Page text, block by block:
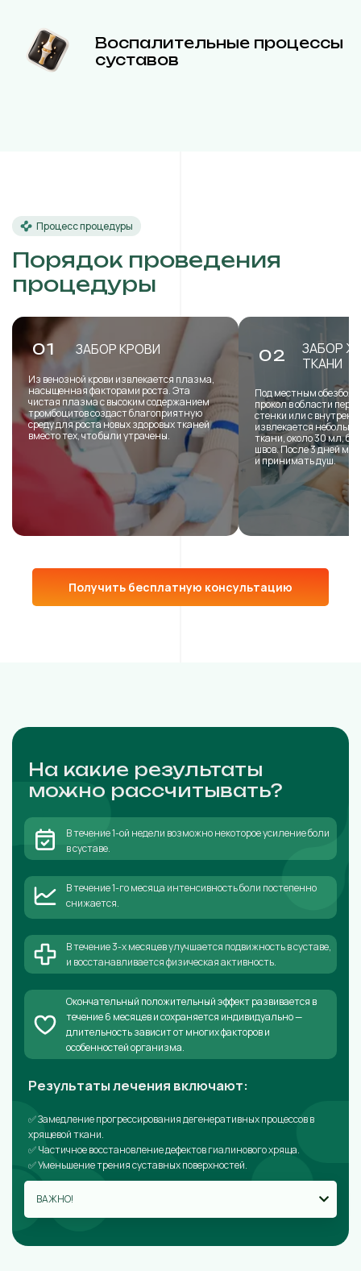
Воспалительные процессы
суставов
Процесс процедуры
Порядок проведения
процедуры
01 ЗАБОР КРОВИ
Из венозной крови извлекается плазма,
насыщенная факторами роста. Эта
чистая плазма с высоким содержанием
тромбоцитов создаст благоприятную
среду для роста новых здоровых тканей
вместо тех, что были утрачены.
02
ЗАБОР
ТКАНИ
Под местным
прокол в области
стенки или с
извлекается
ткани, около 30 мл,
швов. После 3 дней
и принимать душ.
Получить бесплатную консультацию
На какие результаты
можно рассчитывать?
В течение 1-ой недели возможно некоторое усиление боли
в суставе.
В течение 1-го месяца интенсивность боли постепенно
снижается.
В течение 3-х месяцев улучшается подвижность в суставе,
и восстанавливается физическая активность.
Окончательный положительный эффект развивается в
течение 6 месяцев и сохраняется индивидуально —
длительность зависит от многих факторов и
особенностей организма.
Результаты лечения включают:
✅ Замедление прогрессирования дегенеративных процессов в
хрящевой ткани.
✅ Частичное восстановление дефектов гиалинового хряща.
✅ Уменьшение трения суставных поверхностей.
ВАЖНО!